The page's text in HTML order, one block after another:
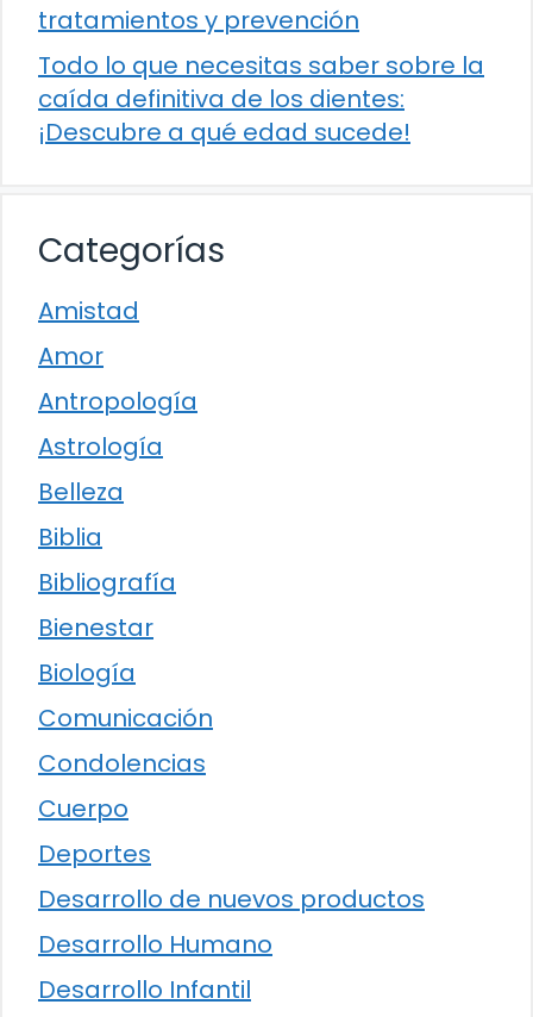
tratamientos y prevención
Todo lo que necesitas saber sobre la
caída definitiva de los dientes:
¡Descubre a qué edad sucede!
Categorías
Amistad
Amor
Antropología
Astrología
Belleza
Biblia
Bibliografía
Bienestar
Biología
Comunicación
Condolencias
Cuerpo
Deportes
Desarrollo de nuevos productos
Desarrollo Humano
Desarrollo Infantil